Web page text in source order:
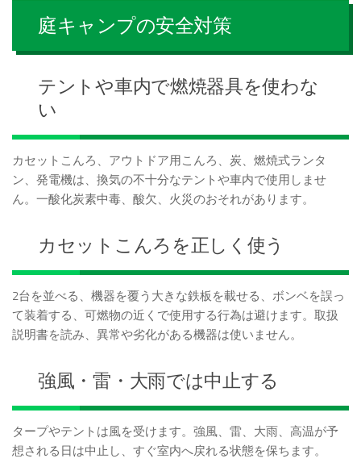
庭キャンプの安全対策
テントや車内で燃焼器具を使わな
い
カセットこんろ、アウトドア用こんろ、炭、燃焼式ランタ
ン、発電機は、換気の不十分なテントや車内で使用しませ
ん。一酸化炭素中毒、酸欠、火災のおそれがあります。
カセットこんろを正しく使う
2台を並べる、機器を覆う大きな鉄板を載せる、ボンベを誤っ
て装着する、可燃物の近くで使用する行為は避けます。取扱
説明書を読み、異常や劣化がある機器は使いません。
強風・雷・大雨では中止する
タープやテントは風を受けます。強風、雷、大雨、高温が予
想される日は中止し、すぐ室内へ戻れる状態を保ちます。